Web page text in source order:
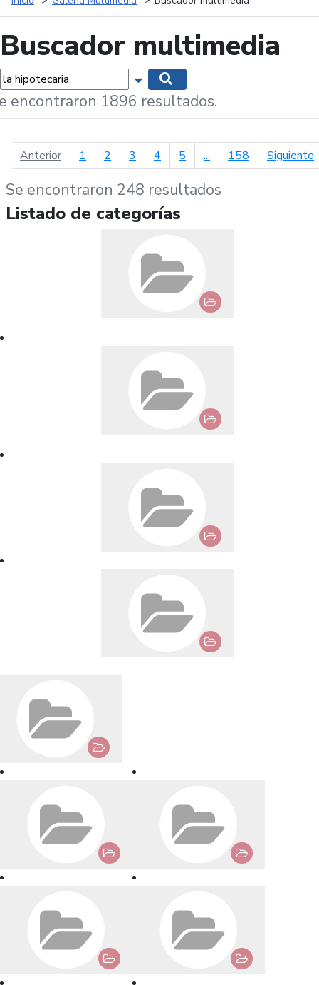
Buscador multimedia
Mostrar opciones de búsqueda
encontraron 1896 resultados.
Anteriorpágina anterior
1 2 3 4 5 ... 158 Siguiente
Se encontraron 248 resultados
Listado de categorías